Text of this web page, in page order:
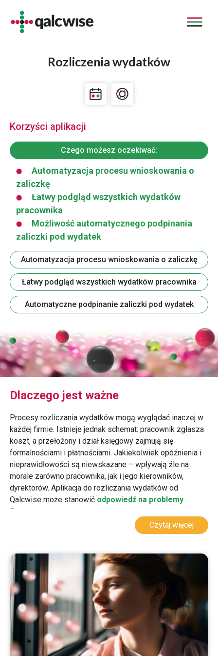
Rozliczenia wydatków
Korzyści aplikacji
Czego możesz oczekiwać:
Automatyzacja procesu wnioskowania o
zaliczkę
Łatwy podgląd wszystkich wydatków
pracownika
Możliwość automatycznego podpinania
zaliczki pod wydatek
Automatyzacja procesu wnioskowania o zaliczkę
Łatwy podgląd wszystkich wydatków pracownika
Automatyczne podpinanie zaliczki pod wydatek
Dlaczego jest ważne
Procesy rozliczania wydatków mogą wyglądać inaczej w
każdej firmie. Istnieje jednak schemat: pracownik zgłasza
koszt, a przełożony i dział księgowy zajmują się
formalnościami i płatnościami. Jakiekolwiek opóźnienia i
nieprawidłowości są niewskazane – wpływają źle na
morale zarówno pracownika, jak i jego kierowników,
dyrektorów. Aplikacja do rozliczania wydatków od
Qalcwise może stanowić odpowiedź na problemy
finansowe
Czego możesz od niej oczekiwać? Przede wszystkim,
wydatków służbowych, zaliczek. Z jej pomocą
wnioskowanie o zaliczkęnie jest trudne i żmudne
Istnieje możliwość rejestracji i przeprocesowania wydatku
z możliwością podpięcia przydzielonej zaliczki.
Aplikacja do rozliczania wydatków służbowych pomoże
usprawnić procesyzwiązane z księgowaniem różnych
kosztów (głównie z delegacji). Skorzysta z niej dział
Księgowości oraz wszyscy pracownicy firmy, którzy
Czytaj więcej